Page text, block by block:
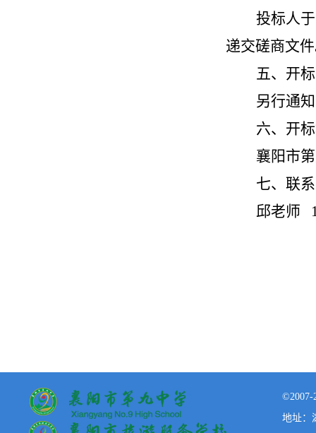
投标人
递交磋商文
五、 开
另行通
六、 开
襄阳市
七、 联
邱老师
©2007-
地址：